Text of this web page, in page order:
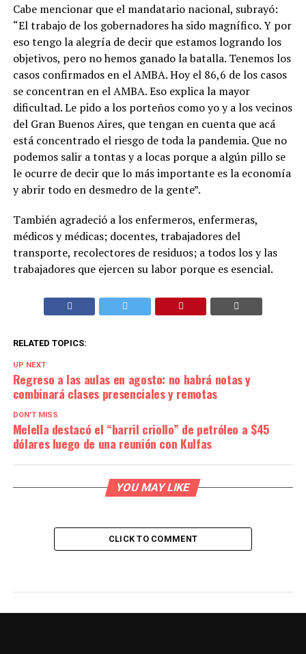
Cabe mencionar que el mandatario nacional, subrayó:
“El trabajo de los gobernadores ha sido magnífico. Y por
eso tengo la alegría de decir que estamos logrando los
objetivos, pero no hemos ganado la batalla. Tenemos los
casos confirmados en el AMBA. Hoy el 86,6 de los casos
se concentran en el AMBA. Eso explica la mayor
dificultad. Le pido a los porteños como yo y a los vecinos
del Gran Buenos Aires, que tengan en cuenta que acá
está concentrado el riesgo de toda la pandemia. Que no
podemos salir a tontas y a locas porque a algún pillo se
le ocurre de decir que lo más importante es la economía
y abrir todo en desmedro de la gente”.
También agradeció a los enfermeros, enfermeras,
médicos y médicas; docentes, trabajadores del
transporte, recolectores de residuos; a todos los y las
trabajadores que ejercen su labor porque es esencial.
RELATED TOPICS:
UP NEXT
Regreso a las aulas en agosto: no habrá notas y
combinará clases presenciales y remotas
DON'T MISS
Melella destacó el “barril criollo” de petróleo a $45
dólares luego de una reunión con Kulfas
YOU MAY LIKE
CLICK TO COMMENT